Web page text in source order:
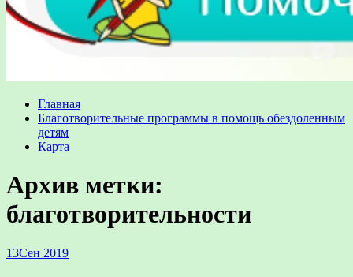
Главная
Благотворительные программы в помощь обездоленным
детям
Карта
Архив метки:
благотворительности
13Сен 2019